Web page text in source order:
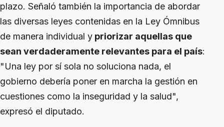
plazo. Señaló también la importancia de abordar
las diversas leyes contenidas en la Ley Ómnibus
de manera individual y priorizar aquellas que
sean verdaderamente relevantes para el país:
"Una ley por sí sola no soluciona nada, el
gobierno debería poner en marcha la gestión en
cuestiones como la inseguridad y la salud",
expresó el diputado.